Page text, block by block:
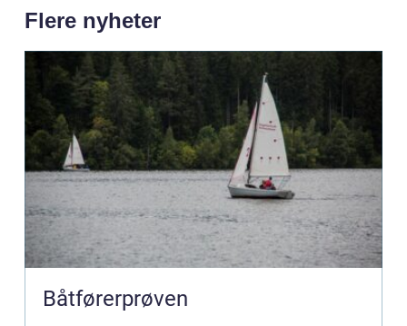
Flere nyheter
Båtførerprøven